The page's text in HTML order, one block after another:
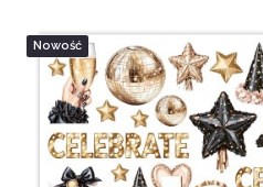
Nowość